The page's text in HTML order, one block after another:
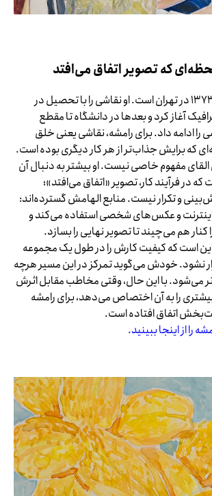
که تصویر اتفاق می‌افتد
محمد رامشه متولد ۱۳۷۳ در تهران است. او نقاشی را با تحصیل در
آغاز کرد و بعدها در دانشگاه تا مقطع
را ادامه داد. برای رامشه، نقاشی یعنی خلق
که برایش جذاب‌تر از هر کار دیگری بوده است.
القای مفهوم خاصی نیست. او بیشتر به دنبال آن
در فرآیند کار، تصویر «اتفاق می‌افتد»؛
و تکرار نیست. منابع الهامش گسترده‌اند:
اینترنت و عکس‌های شخصی استفاده می‌کند و
هم می‌چیند تا تصویر نهایی را بسازد.
است که کیفیت کارش را در طول یک مجموعه
نشود. خودش می‌گوید تمرکز در این مسیر هرچه
می‌شود. با این حال، وقتی مخاطب مقابل اثرش
را به آن اختصاص می‌دهد، برای رامشه
اتفاق افتاده است.
را از اینجا ببینید.